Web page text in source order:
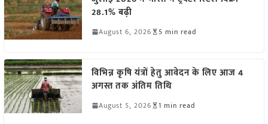
28.1% बढ़ी
August 6, 2026 5 min read
विभिन्न कृषि यंत्रों हेतु आवेदन के लिए आज 4
अगस्त तक अंतिम तिथि
August 5, 2026 1 min read